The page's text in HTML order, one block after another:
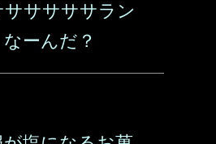
サササササラン
ーんだ？